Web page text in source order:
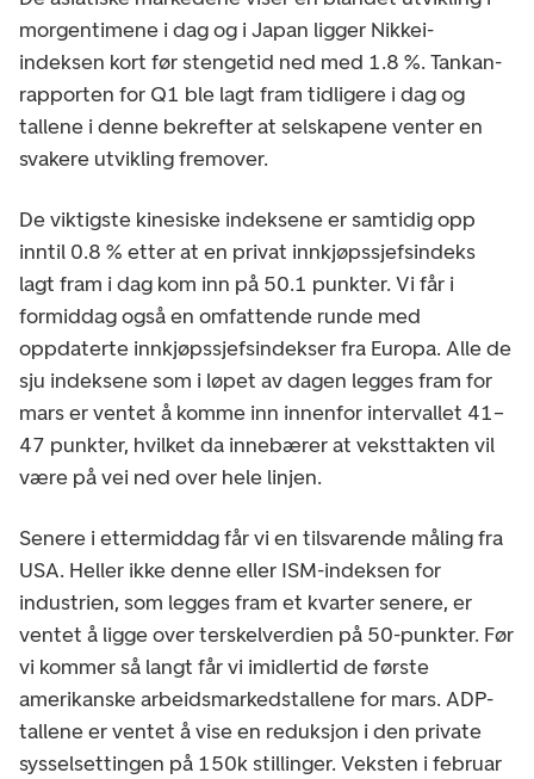
morgentimene i dag og i Japan ligger Nikkei-
indeksen kort før stengetid ned med 1.8 %. Tankan-
rapporten for Q1 ble lagt fram tidligere i dag og
tallene i denne bekrefter at selskapene venter en
svakere utvikling fremover.
De viktigste kinesiske indeksene er samtidig opp
inntil 0.8 % etter at en privat innkjøpssjefsindeks
lagt fram i dag kom inn på 50.1 punkter. Vi får i
formiddag også en omfattende runde med
oppdaterte innkjøpssjefsindekser fra Europa. Alle de
sju indeksene som i løpet av dagen legges fram for
mars er ventet å komme inn innenfor intervallet 41–
47 punkter, hvilket da innebærer at veksttakten vil
være på vei ned over hele linjen.
Senere i ettermiddag får vi en tilsvarende måling fra
USA. Heller ikke denne eller ISM-indeksen for
industrien, som legges fram et kvarter senere, er
ventet å ligge over terskelverdien på 50-punkter. Før
vi kommer så langt får vi imidlertid de første
amerikanske arbeidsmarkedstallene for mars. ADP-
tallene er ventet å vise en reduksjon i den private
sysselsettingen på 150k stillinger. Veksten i februar